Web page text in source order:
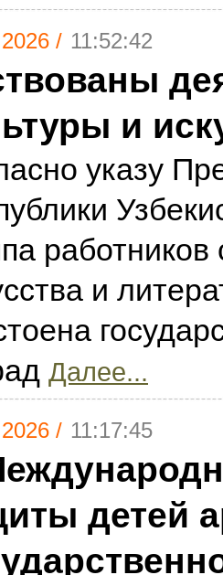
/ 11:52:42
и
указу
и
Далее...
/ 11:17:45
детей